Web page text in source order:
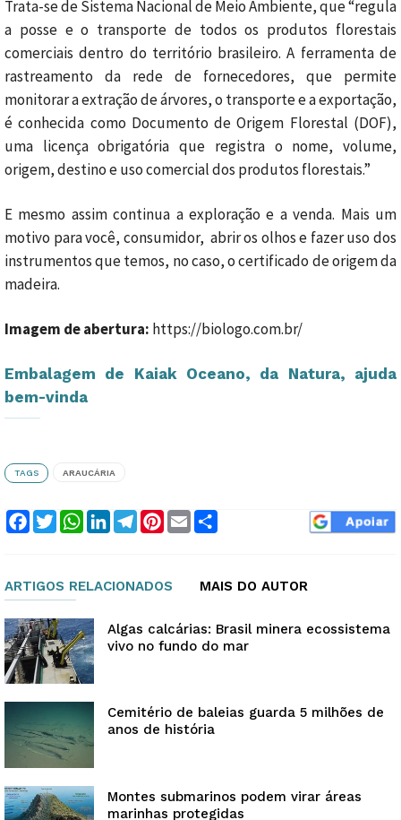
Trata-se de Sistema Nacional de Meio Ambiente, que “regula
a posse e o transporte de todos os produtos florestais
comerciais dentro do território brasileiro. A ferramenta de
rastreamento da rede de fornecedores, que permite
monitorar a extração de árvores, o transporte e a exportação,
é conhecida como Documento de Origem Florestal (DOF),
uma licença obrigatória que registra o nome, volume,
origem, destino e uso comercial dos produtos florestais.”
E mesmo assim continua a exploração e a venda. Mais um
motivo para você, consumidor, abrir os olhos e fazer uso dos
instrumentos que temos, no caso, o certificado de origem da
madeira.
Imagem de abertura: https://biologo.com.br/
Embalagem de Kaiak Oceano, da Natura, ajuda
bem-vinda
TAGS ARAUCÁRIA
Facebook
TwitterWhatsApp
LinkedInTelegram
Pinterest
Email
ARTIGOS RELACIONADOS MAIS DO AUTOR
Algas calcárias: Brasil minera ecossistema
vivo no fundo do mar
Cemitério de baleias guarda 5 milhões de
anos de história
Montes submarinos podem virar áreas
marinhas protegidas